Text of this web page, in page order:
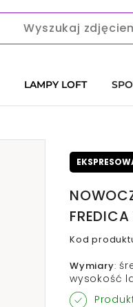
Wyszukaj
LAMPY LOFT
Kod
Wymiary:
wysokość